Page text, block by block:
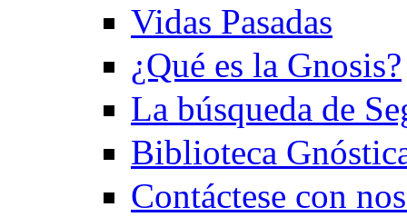
Vidas Pasadas
¿Qué es la Gnosis?
La búsqueda de
Biblioteca
Contáctese con